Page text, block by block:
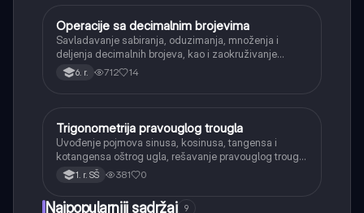
Matematika
Operacije sa decimalnim brojevima
Savladavanje sabiranja, oduzimanja, množenja i
deljenja decimalnih brojeva, kao i zaokruživanje
decimalnih brojeva.
6. r. 712 14
Matematika
Trigonometrija pravouglog trougla
Uvođenje pojmova sinusa, kosinusa, tangensa i
kotangensa oštrog ugla, rešavanje pravouglog trougla
i primena osnovnih trigonometrijskih identiteta.
1. r. SŠ 381 0
Najpopularniji sadržaj 9